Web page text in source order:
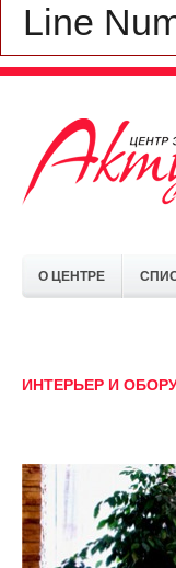
Line
О ЦЕНТРЕ
ИНТЕРЬЕР И